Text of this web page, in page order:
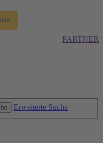
PARTNER
Erweiterte Suche